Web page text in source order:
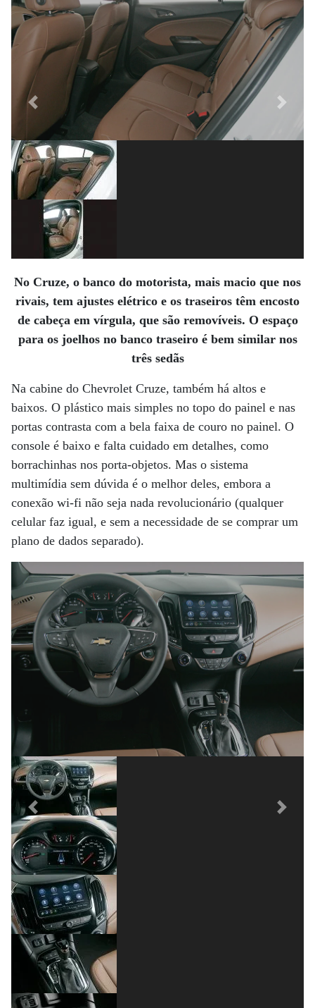
Previous Next
No Cruze, o banco do motorista, mais macio que nos
rivais, tem ajustes elétrico e os traseiros têm encosto
de cabeça em vírgula, que são removíveis. O espaço
para os joelhos no banco traseiro é bem similar nos
três sedãs
Na cabine do Chevrolet Cruze, também há altos e
baixos. O plástico mais simples no topo do painel e nas
portas contrasta com a bela faixa de couro no painel. O
console é baixo e falta cuidado em detalhes, como
borrachinhas nos porta-objetos. Mas o sistema
multimídia sem dúvida é o melhor deles, embora a
conexão wi-fi não seja nada revolucionário (qualquer
celular faz igual, e sem a necessidade de se comprar um
plano de dados separado).
Previous Next